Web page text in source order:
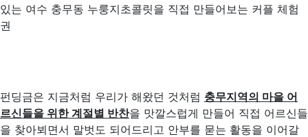
있는 여수 충무동 누룽지초콜릿을 직접 만들어보는 커플 체험
권
펀딩금은 지금처럼 우리가 해왔던 것처럼 충무지역의 마을 어
르신들을 위한 계절별 반찬을 맛깔스럽게 만들어 직접 어르신들
을 찾아뵈면서 말벗도 되어드리고 안부를 묻는 활동을 이어갈